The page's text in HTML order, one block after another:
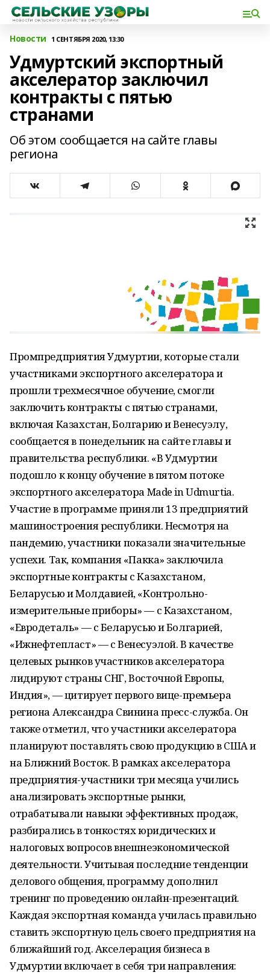
Новости 1 СЕНТЯБРЯ 2020, 13:30
Удмуртский экспортный
акселератор заключил
контракты с пятью
странами
Об этом сообщается на сайте главы
региона
Промпредприятия Удмуртии, которые стали
участниками экспортного акселератора и
прошли трехмесячное обучение, смогли
заключить контракты с пятью странами,
включая Казахстан, Болгарию и Венесуэлу,
сообщается в понедельник на сайте главы и
правительства республики. «В Удмуртии
подошло к концу обучение в пятом потоке
экспортного акселератора Made in Udmurtia.
Участие в программе приняли 13 предприятий
машиностроения республики. Несмотря на
пандемию, участники показали значительные
успехи. Так, компания «Пакка» заключила
экспортные контракты с Казахстаном,
Беларусью и Молдавией, «Контрольно-
измерительные приборы» — с Казахстаном,
«Евродеталь» — с Беларусью и Болгарией,
«Ижнефтепласт» — с Венесуэлой. В качестве
целевых рынков участников акселератора
лидируют страны СНГ, Восточной Европы,
Индия», — цитирует первого вице-премьера
региона Александра Свинина пресс-служба. Он
также отметил, что участники акселератора
планируют поставлять свою продукцию в США и
на Ближний Восток. В рамках акселератора
предприятия-участники три месяца учились
анализировать экспортные рынки,
отрабатывали навыки эффективных продаж,
разбирались в тонкостях юридических и
налоговых вопросов внешнеэкономической
деятельности. Учитывая последние тенденции
делового общения, программу дополнил
тренинг по проведению онлайн-презентаций.
Каждая экспортная команда училась правильно
ставить экспортную цель своего предприятия на
ближайший год. Акселерация бизнеса в
Удмуртии включает в себя три направления: